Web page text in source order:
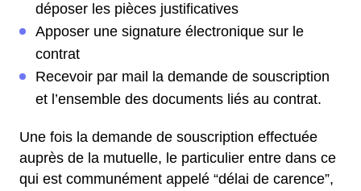
déposer les pièces justificatives
Apposer une signature électronique sur le
contrat
Recevoir par mail la demande de souscription
et l’ensemble des documents liés au contrat.
Une fois la demande de souscription effectuée
auprès de la mutuelle, le particulier entre dans ce
qui est communément appelé “délai de carence”,